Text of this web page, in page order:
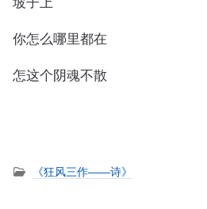
你怎么哪里都在
怎这个阴魂不散
《狂风三作——诗》